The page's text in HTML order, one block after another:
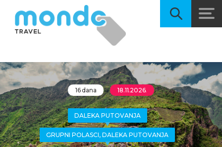
16 dana 18.11.2026.
DALEKA PUTOVANJA
GRUPNI POLASCI, DALEKA PUTOVANJA